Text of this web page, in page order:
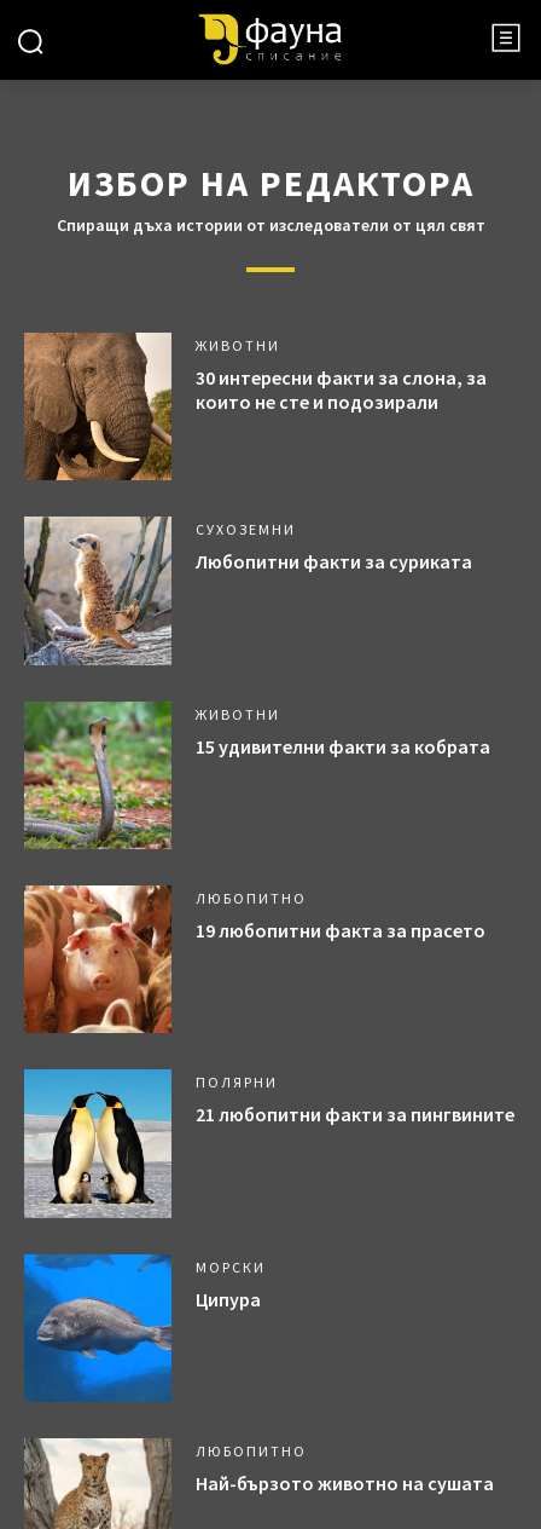
ИЗБОР НА РЕДАКТОРА
Спиращи дъха истории от изследователи от цял свят
ЖИВОТНИ
30 интересни факти за слона, за
които не сте и подозирали
СУХОЗЕМНИ
Любопитни факти за суриката
ЖИВОТНИ
15 удивителни факти за кобрата
ЛЮБОПИТНО
19 любопитни факта за прасето
ПОЛЯРНИ
21 любопитни факти за пингвините
МОРСКИ
Ципура
ЛЮБОПИТНО
Най-бързото животно на сушата